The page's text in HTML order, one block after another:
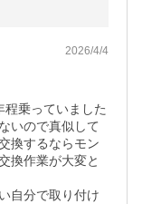
2026/4/4
乗っていました
いので真似して
換するならモン
換作業が大変と
自分で取り付け